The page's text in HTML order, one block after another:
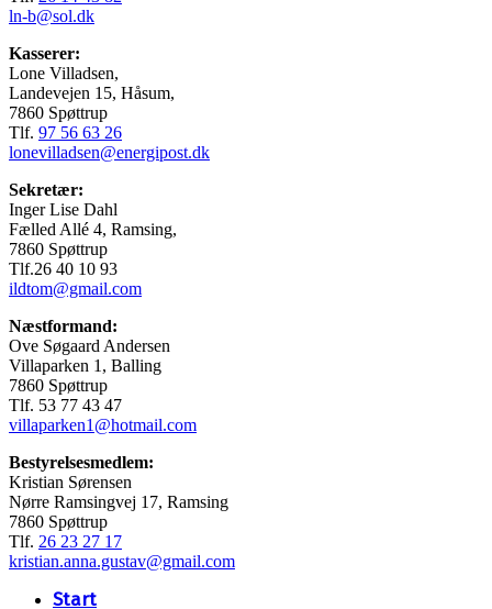
ln-b@sol.dk
Kasserer:
Lone Villadsen,
Landevejen 15, Håsum,
7860 Spøttrup
Tlf. 97 56 63 26
lonevilladsen@energipost.dk
Sekretær:
Inger Lise Dahl
Fælled Allé 4, Ramsing,
7860 Spøttrup
Tlf.26 40 10 93
ildtom@gmail.com
Næstformand:
Ove Søgaard Andersen
Villaparken 1, Balling
7860 Spøttrup
Tlf. 53 77 43 47
villaparken1@hotmail.com
Bestyrelsesmedlem:
Kristian Sørensen
Nørre Ramsingvej 17, Ramsing
7860 Spøttrup
Tlf. 26 23 27 17
kristian.anna.gustav@gmail.com
Close
Start